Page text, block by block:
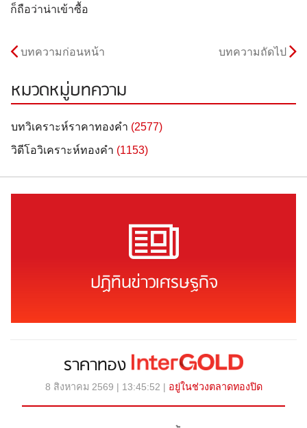
ก็ถือว่าน่าเข้าซื้อ
บทความก่อนหน้า บทความถัดไป
หมวดหมู่บทความ
บทวิเคราะห์ราคาทองคำ (2577)
วิดีโอวิเคราะห์ทองคำ (1153)
ปฏิทินข่าวเศรษฐกิจ
ราคาทอง
8 สิงหาคม 2569 | 13:45:52 | อยู่ในช่วงตลาดทองปิด